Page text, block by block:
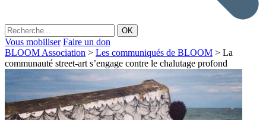
Vous mobiliser Faire un don
BLOOM Association > Les communiqués de BLOOM > La
communauté street-art s’engage contre le chalutage profond